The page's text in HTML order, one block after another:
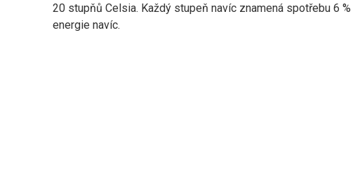
20 stupňů Celsia. Každý stupeň navíc znamená spotřebu 6 %
energie navíc.